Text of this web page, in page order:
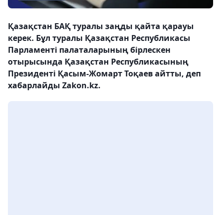
Қазақстан БАҚ туралы заңды қайта қарауы
керек. Бұл туралы Қазақстан Республикасы
Парламенті палаталарының бірлескен
отырысында Қазақстан Республикасының
Президенті Қасым-Жомарт Тоқаев айтты, деп
хабарлайды Zakon.kz.